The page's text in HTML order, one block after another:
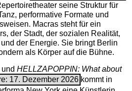
seine Struktur für
performative Formate und
Macras steht für ein
der Stadt, der sozialen Realität,
der Energie. Sie bringt Berlin
als Körper auf die Bühne.
HELLZAPOPPIN: What about
17. Dezember 2026 kommt in